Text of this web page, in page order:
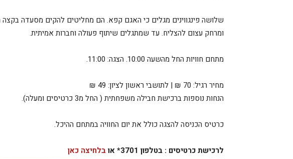
שלושה פינגווינים מגלים כי האגם קפא. הם מחליטים להקים מסעדה
ומרחק עצום להצליח. עד שמתגלים שיתוף פעולה וחברות אמיתית.
מתחם חוויות החל מהשעה 10:00. הצגה: 11:00.
מחיר רגיל: 70 ₪ | לתושבי ראשון לציון: 49 ₪
הנחות נוספות ברכישת חבילה משפחתית ( החל מ3 כרטיסים ומעלה).
כרטיס הכניסה להצגה כולל את יום החוויה במתחם ההיכל.
לרכישת כרטיסים : בטלפון 3701* או בלחיצה כאן